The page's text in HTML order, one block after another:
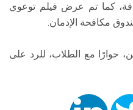
كما تم عرض فيلم توعوي
حوارًا مع الطلاب، للرد على